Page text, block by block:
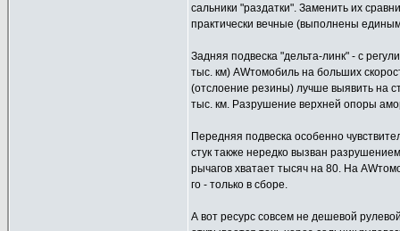
сальники "раздатки". Заменить их
практически вечные (выполнены
Задняя подвеска "дельта-линк" - с
тыс. км) AWтомобиль на больших
(отслоение резины) лучше выявить на
тыс. км. Разрушение верхней опоры
Передняя подвеска особенно
стук также нередко вызван
рычагов хватает тысяч на 80. На
го - только в сборе.
А вот ресурс совсем не дешевой